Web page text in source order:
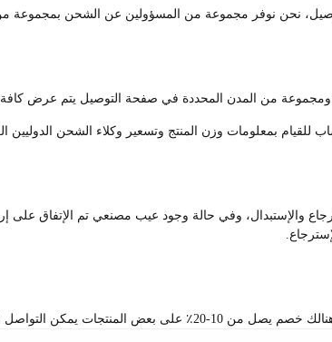
مجموعة من المسؤولين عن الشحن بمجموعة من المدن الكبرى،
ومجموعة من المدن المحددة في صفحة التوصيل يتم عرض
بمعلومات وزن المنتج وتسعير وكلاء الشحن الدوليين
والإستبدال، وفي حالة وجود عيب مصنعي تم الإتفاق
اتصل بنا والإستفسار عن الكميات والخصم